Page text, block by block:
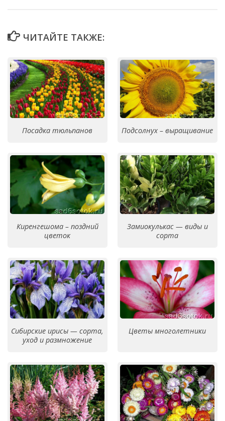
ЧИТАЙТЕ ТАКЖЕ:
Посадка тюльпанов Подсолнух – выращивание
Киренгешома – поздний
цветок
Замиокулькас — виды и
сорта
Сибирские ирисы — сорта,
уход и размножение
Цветы многолетники